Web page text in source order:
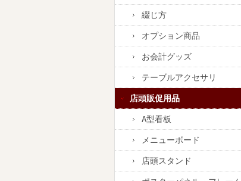
綴じ方
オプション商品
お会計グッズ
テーブルアクセサリ
店頭販促用品
A型看板
メニューボード
店頭スタンド